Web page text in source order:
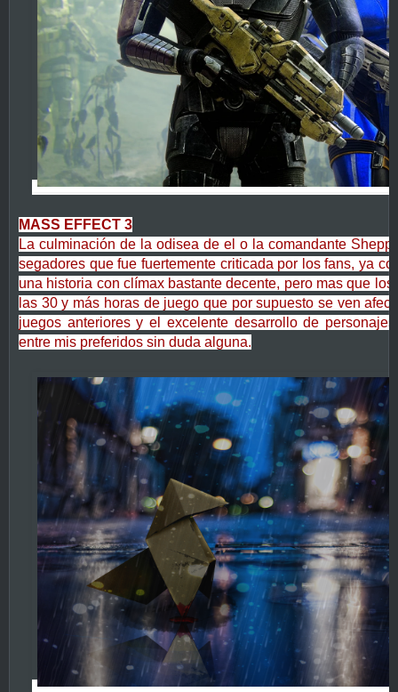
MASS EFFECT 3
La culminación de la odisea de el o la comandante
segadores que fue fuertemente criticada por los fans, ya
una historia con clímax bastante decente, pero mas que
las 30 y más horas de juego que por supuesto se ven
juegos anteriores y el excelente desarrollo de
entre mis preferidos sin duda alguna.